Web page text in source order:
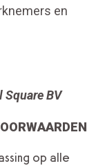
en
Square BV
op alle